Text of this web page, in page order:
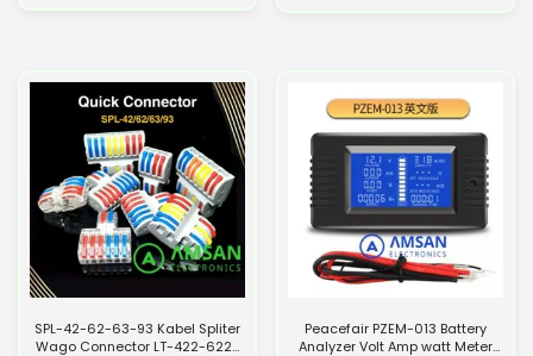
Pilihan
ini
dapat
diambil
di
halaman
produk
SPL-42-62-63-93 Kabel Spliter
Wago Connector LT-422-622-
Peacefair PZEM-013 Battery
Analyzer Volt Amp watt Meter